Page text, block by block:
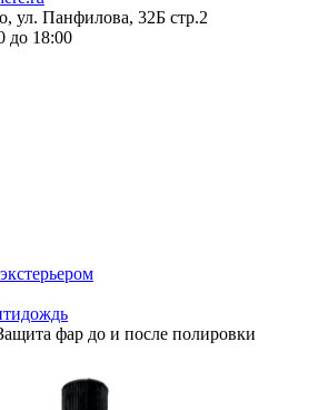
ул. Панфилова, 32Б стр.2
до 18:00
фар до и после полировки